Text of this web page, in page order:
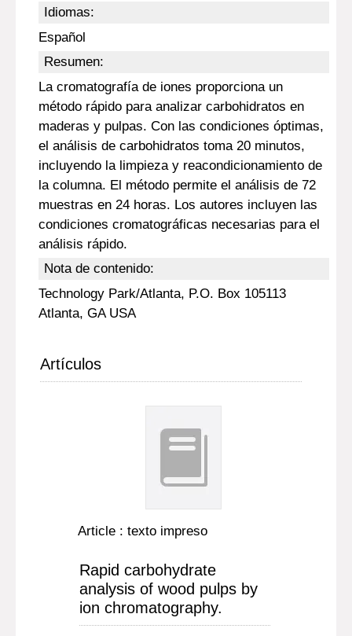
Idiomas:
Español
Resumen:
La cromatografía de iones proporciona un
método rápido para analizar carbohidratos en
maderas y pulpas. Con las condiciones óptimas,
el análisis de carbohidratos toma 20 minutos,
incluyendo la limpieza y reacondicionamiento de
la columna. El método permite el análisis de 72
muestras en 24 horas. Los autores incluyen las
condiciones cromatográficas necesarias para el
análisis rápido.
Nota de contenido:
Technology Park/Atlanta, P.O. Box 105113
Atlanta, GA USA
Artículos
Article : texto impreso
Rapid carbohydrate
analysis of wood pulps by
ion chromatography.